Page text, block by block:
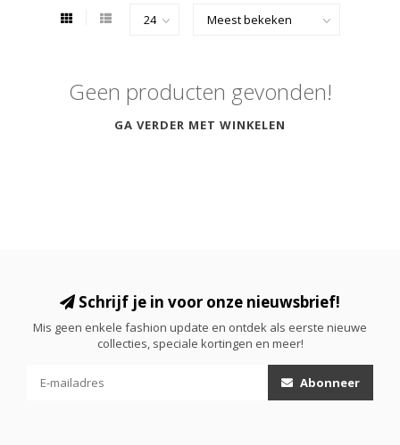
Geen producten gevonden!
GA VERDER MET WINKELEN
Schrijf je in voor onze nieuwsbrief!
Mis geen enkele fashion update en ontdek als eerste nieuwe
collecties, speciale kortingen en meer!
Abonneer